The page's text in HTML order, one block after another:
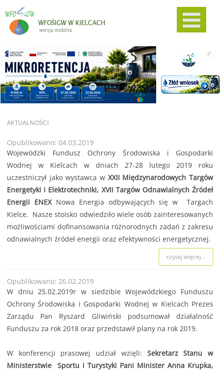
AKTUALNOŚCI
Opublikowano: 04.03.2019
Wojewódzki Fundusz Ochrony Środowiska i Gospodarki
Wodnej w Kielcach w dniach 27-28 lutego 2019 roku
uczestniczył jako wystawca w XXII Międzynarodowych Targów
Energetyki i Elektrotechniki, XVII Targów Odnawialnych Źródeł
Energii ENEX Nowa Energia odbywających się w Targach
Kielce. Nasze stoisko odwiedziło wiele osób zainteresowanych
możliwościami dofinansowania różnorodnych zadań z zakresu
odnawialnych źródeł energii oraz efektywności energetycznej.
czytaj więcej...
Opublikowano: 26.02.2019
W dniu 25.02.2019r w siedzibie Wojewódzkiego Funduszu
Ochrony Środowiska i Gospodarki Wodnej w Kielcach Prezes
Zarządu Pan Ryszard Gliwiński podsumował działalność
Funduszu za rok 2018 oraz przedstawił plany na rok 2019.
W konferencji prasowej udział wzięli: Sekretarz Stanu w
Ministerstwie Sportu i Turystyki Pani Minister Anna Krupka,